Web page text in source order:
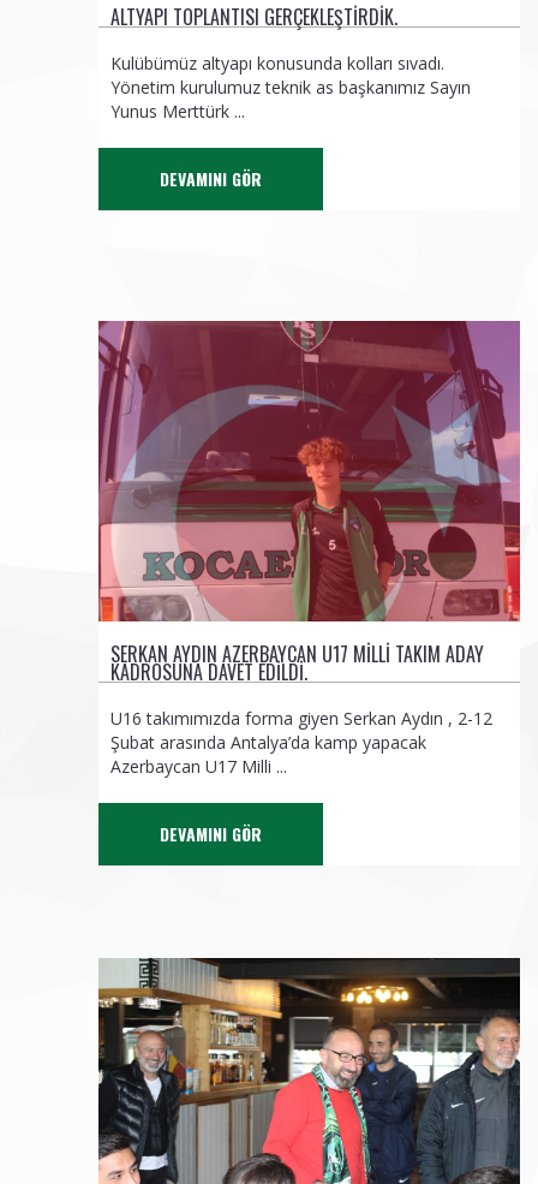
ALTYAPI TOPLANTISI GERÇEKLEŞTIRDIK.
Kulübümüz altyapı konusunda kolları sıvadı.
Yönetim kurulumuz teknik as başkanımız Sayın
Yunus Merttürk ...
DEVAMINI GÖR
SERKAN AYDIN AZERBAYCAN U17 MILLI TAKIM ADAY
KADROSUNA DAVET EDILDI.
U16 takımımızda forma giyen Serkan Aydın , 2-12
Şubat arasında Antalya’da kamp yapacak
Azerbaycan U17 Milli ...
DEVAMINI GÖR